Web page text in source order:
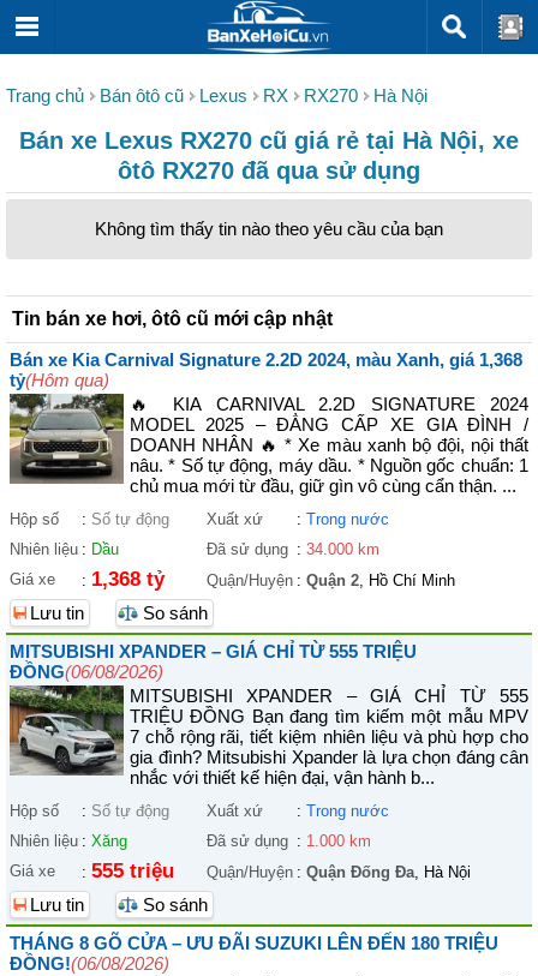
Trang chủ Bán ôtô cũ Lexus RX RX270 Hà Nội
Bán xe Lexus RX270 cũ giá rẻ tại Hà Nội, xe
ôtô RX270 đã qua sử dụng
Không tìm thấy tin nào theo yêu cầu của bạn
Tin bán xe hơi, ôtô cũ mới cập nhật
Bán xe Kia Carnival Signature 2.2D 2024, màu Xanh, giá 1,368
tỷ(Hôm qua)
🔥 KIA CARNIVAL 2.2D SIGNATURE 2024
MODEL 2025 – ĐẲNG CẤP XE GIA ĐÌNH /
DOANH NHÂN 🔥 * Xe màu xanh bộ đội, nội thất
nâu. * Số tự động, máy dầu. * Nguồn gốc chuẩn: 1
chủ mua mới từ đầu, giữ gìn vô cùng cẩn thận. ...
Hộp số : Số tự động Xuất xứ : Trong nước
Nhiên liệu : Dầu Đã sử dụng : 34.000 km
Giá xe
: 1,368 tỷ Quận/Huyện : Quận 2, Hồ Chí Minh
Lưu tin
So sánh
MITSUBISHI XPANDER – GIÁ CHỈ TỪ 555 TRIỆU
ĐỒNG(06/08/2026)
MITSUBISHI XPANDER – GIÁ CHỈ TỪ 555
TRIỆU ĐỒNG Bạn đang tìm kiếm một mẫu MPV
7 chỗ rộng rãi, tiết kiệm nhiên liệu và phù hợp cho
gia đình? Mitsubishi Xpander là lựa chọn đáng cân
nhắc với thiết kế hiện đại, vận hành b...
Hộp số : Số tự động Xuất xứ : Trong nước
Nhiên liệu : Xăng Đã sử dụng : 1.000 km
Giá xe
: 555 triệu Quận/Huyện : Quận Đống Đa, Hà Nội
Lưu tin
So sánh
THÁNG 8 GÕ CỬA – ƯU ĐÃI SUZUKI LÊN ĐẾN 180 TRIỆU
ĐỒNG!(06/08/2026)